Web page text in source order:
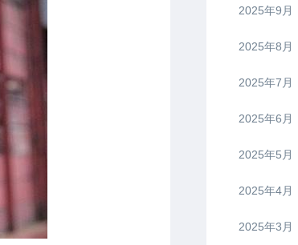
2025年9月
2025年8月
2025年7月
2025年6月
2025年5月
2025年4月
2025年3月